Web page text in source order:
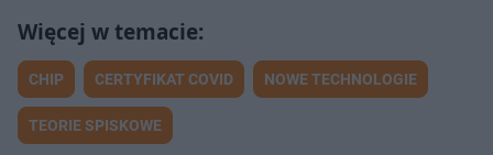
CHIP CERTYFIKAT COVID NOWE TECHNOLOGIE
TEORIE SPISKOWE